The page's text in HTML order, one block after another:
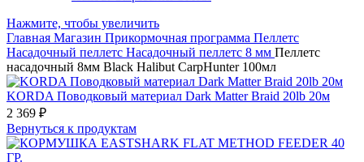
Нажмите, чтобы увеличить
Главная Магазин Прикормочная программа Пеллетс
Насадочный пеллетс Насадочный пеллетс 8 мм Пеллетс
насадочный 8мм Black Halibut CarpHunter 100мл
KORDA Поводковый материал Dark Matter Braid 20lb 20м
2 369 ₽
Вернуться к продуктам